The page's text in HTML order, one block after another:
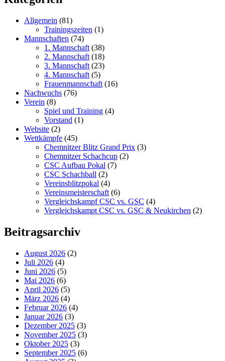
Allgemein (81)
Trainingszeiten (1)
Mannschaften (74)
1. Mannschaft (38)
2. Mannschaft (18)
3. Mannschaft (23)
4. Mannschaft (5)
Frauenmannschaft (16)
Nachwuchs (76)
Verein (8)
Spiel und Training (4)
Vorstand (1)
Website (2)
Wettkämpfe (45)
Chemnitzer Blitz Grand Prix (3)
Chemnitzer Schachcup (2)
CSC Aufbau Pokal (7)
CSC Schachball (2)
Vereinsblitzpokal (4)
Vereinsmeisterschaft (6)
Vergleichskampf CSC vs. GSC (4)
Vergleichskampt CSC vs. GSC & Neukirchen (2)
Beitragsarchiv
August 2026 (2)
Juli 2026 (4)
Juni 2026 (5)
Mai 2026 (6)
April 2026 (5)
März 2026 (4)
Februar 2026 (4)
Januar 2026 (3)
Dezember 2025 (3)
November 2025 (3)
Oktober 2025 (3)
September 2025 (6)